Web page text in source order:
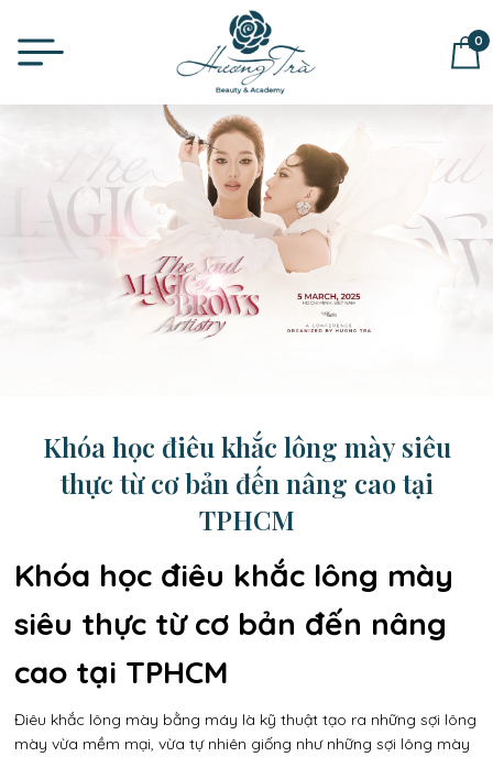
0
Khóa học điêu khắc lông mày siêu
thực từ cơ bản đến nâng cao tại
TPHCM
Khóa học điêu khắc lông mày
siêu thực từ cơ bản đến nâng
cao tại TPHCM
Điêu khắc lông mày bằng máy là kỹ thuật tạo ra những sợi lông
mày vừa mềm mại, vừa tự nhiên giống như những sợi lông mày
ĐỂ LẠI THÔNG TIN MUA HÀNG,
CHÚNG TÔI SẼ LIÊN HỆ LẠI NGAY